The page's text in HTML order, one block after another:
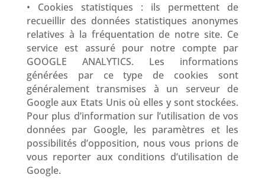
• Cookies statistiques : ils permettent de
recueillir des données statistiques anonymes
relatives à la fréquentation de notre site. Ce
service est assuré pour notre compte par
GOOGLE ANALYTICS. Les informations
générées par ce type de cookies sont
généralement transmises à un serveur de
Google aux Etats Unis où elles y sont stockées.
Pour plus d’information sur l’utilisation de vos
données par Google, les paramètres et les
possibilités d’opposition, nous vous prions de
vous reporter aux conditions d’utilisation de
Google.